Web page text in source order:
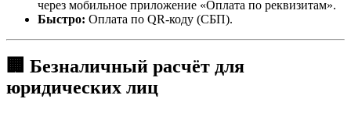
через мобильное приложение «Оплата по реквизитам».
Быстро: Оплата по QR-коду (СБП).
🏢 Безналичный расчёт для
юридических лиц